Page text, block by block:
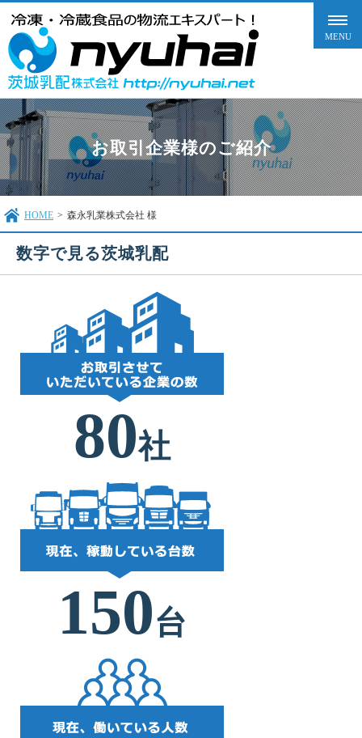
お取引企業様のご紹介
HOME > 森永乳業株式会社 様
数字で見る茨城乳配
80社
150台